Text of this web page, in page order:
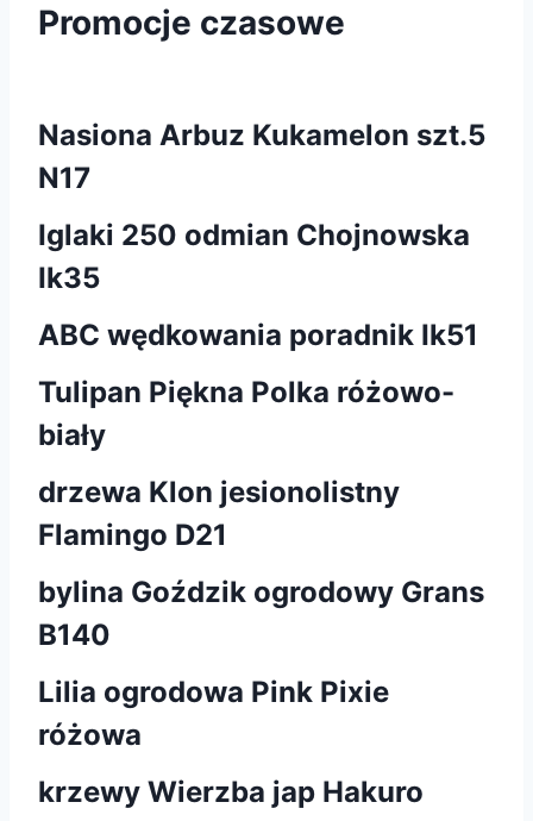
Promocje czasowe
Nasiona Arbuz Kukamelon szt.5
N17
Iglaki 250 odmian Chojnowska
Ik35
ABC wędkowania poradnik Ik51
Tulipan Piękna Polka różowo-
biały
drzewa Klon jesionolistny
Flamingo D21
bylina Goździk ogrodowy Grans
B140
Lilia ogrodowa Pink Pixie
różowa
krzewy Wierzba jap Hakuro